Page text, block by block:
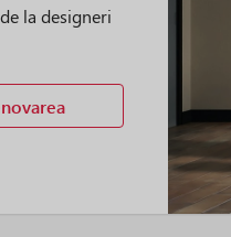
la designeri